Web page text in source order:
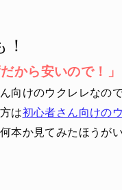
から安いので！」
向けのウクレレなの
は初心者さん向けの
本か見てみたほうが